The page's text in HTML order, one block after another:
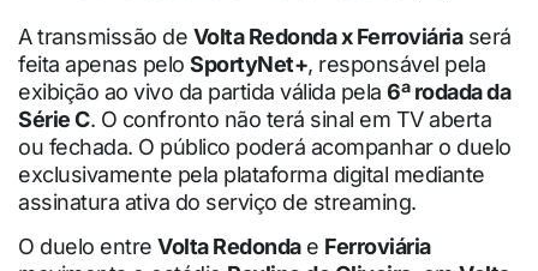
A transmissão de Volta Redonda x Ferroviáriaserá
feita apenas pelo SportyNet+, responsável pela
exibição ao vivo da partida válida pela 6ª rodada da
Série C. O confronto não terá sinal em TV aberta
ou fechada. O público poderá acompanhar o duelo
exclusivamente pela plataforma digital mediante
assinatura ativa do serviço de streaming.
O duelo entre Volta Redondae Ferroviária